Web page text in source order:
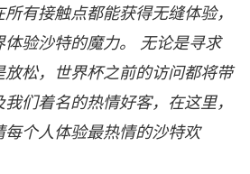
有接触点都能获得无缝体验，
验沙特的魔力。 无论是寻求
松，世界杯之前的访问都将带
们着名的热情好客，在这里，
个人体验最热情的沙特欢